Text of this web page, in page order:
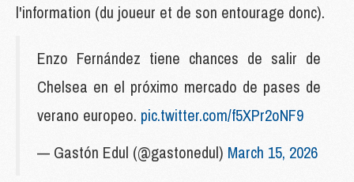
l'information (du joueur et de son entourage donc).
Enzo Fernández tiene chances de salir de
Chelsea en el próximo mercado de pases de
verano europeo. pic.twitter.com/f5XPr2oNF9
— Gastón Edul (@gastonedul) March 15, 2026